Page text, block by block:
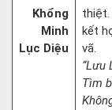
Khổng
Minh
Lục Diệu
thiệt.
kết
vã.
“Lưu
Tìm